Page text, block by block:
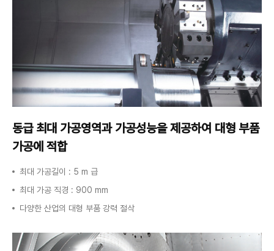
동급 최대 가공영역과가공성능을 제공하여 대형 부품
가공에 적합
최대 가공길이 : 5 m 급
최대 가공 직경 : 900 mm
다양한 산업의 대형 부품 강력 절삭